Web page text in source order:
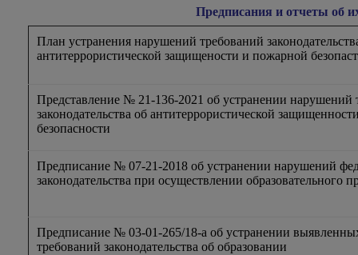
Предписания и отчеты об
План устранения нарушений требований
антитеррористической защищености и пожарной
Представление № 21-136-2021 об устранении нарушений
законодательства об антитеррористической
безопасности
Предписание № 07-21-2018 об устранении нарушений
законодательства при осуществлении образовательного
Предписание № 03-01-265/18-а об устранении
требований законодательства об образовании